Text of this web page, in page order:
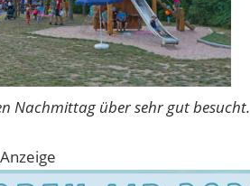
Nachmittag über sehr gut besucht.
Anzeige